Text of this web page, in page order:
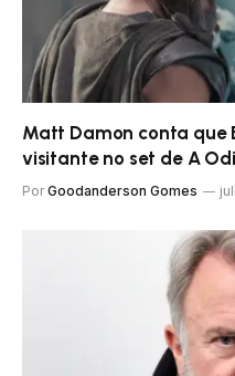
Matt Damon conta que
visitante no set de A
Por Goodanderson Gomes